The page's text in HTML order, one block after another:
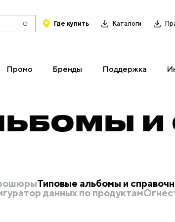
Где купить Каталоги
Промо Бренды Поддержка
И
Типовые альбомы и
данных по продуктам